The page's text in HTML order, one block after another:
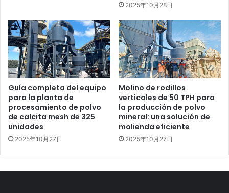
2025年10月28日
Guía completa del equipo
para la planta de
procesamiento de polvo
de calcita mesh de 325
unidades
2025年10月27日
Molino de rodillos
verticales de 50 TPH para
la producción de polvo
mineral: una solución de
molienda eficiente
2025年10月27日